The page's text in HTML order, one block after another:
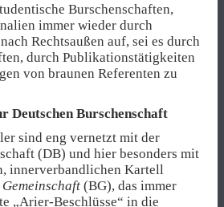
Burschenschaften,
immer wieder durch
Rechtsaußen auf, sei es durch
durch Publikationstätigkeiten
von braunen Referenten zu
Deutschen Burschenschaft
sind eng vernetzt mit der
(DB) und hier besonders mit
innerverbandlichen Kartell
(BG), das immer
„Arier-Beschlüsse“ in die